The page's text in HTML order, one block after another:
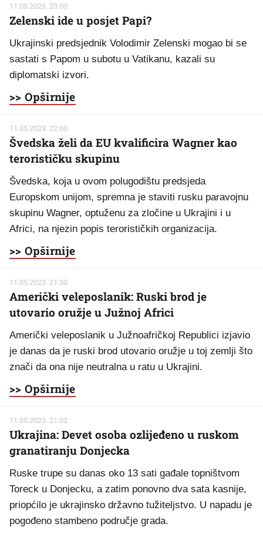
11.05.2023. 23:00
Zelenski ide u posjet Papi?
Ukrajinski predsjednik Volodimir Zelenski mogao bi se
sastati s Papom u subotu u Vatikanu, kazali su
diplomatski izvori.
>> Opširnije
11.05.2023. 22:00
Švedska želi da EU kvalificira Wagner kao
terorističku skupinu
Švedska, koja u ovom polugodištu predsjeda
Europskom unijom, spremna je staviti rusku paravojnu
skupinu Wagner, optuženu za zločine u Ukrajini i u
Africi, na njezin popis terorističkih organizacija.
>> Opširnije
11.05.2023. 21:30
Američki veleposlanik: Ruski brod je
utovario oružje u Južnoj Africi
Američki veleposlanik u Južnoafričkoj Republici izjavio
je danas da je ruski brod utovario oružje u toj zemlji što
znači da ona nije neutralna u ratu u Ukrajini.
>> Opširnije
11.05.2023. 21:02
Ukrajina: Devet osoba ozlijeđeno u ruskom
granatiranju Donjecka
Ruske trupe su danas oko 13 sati gađale topništvom
Toreck u Donjecku, a zatim ponovno dva sata kasnije,
priopćilo je ukrajinsko državno tužiteljstvo. U napadu je
pogođeno stambeno područje grada.